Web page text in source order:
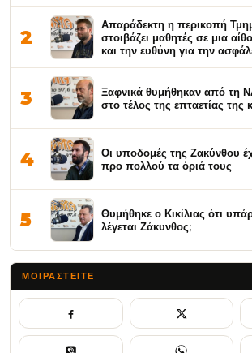
2
Απαράδεκτη η περικοπή
στοιβάζει μαθητές σε μια
και την ευθύνη για την
3
Ξαφνικά θυμήθηκαν από τη
στο τέλος της επταετίας της
4
Οι υποδομές της Ζακύνθου
προ πολλού τα όριά τους
5
Θυμήθηκε ο Κικίλιας ότι
λέγεται Ζάκυνθος;
ΜΟΙΡΑΣΤΕΊΤΕ